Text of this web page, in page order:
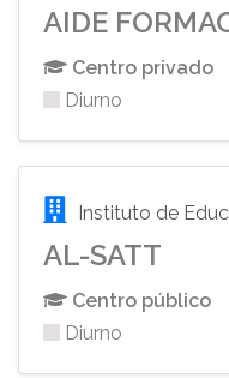
AIDE
Centro privado
Diurno
Instituto de
AL-SATT
Centro público
Diurno